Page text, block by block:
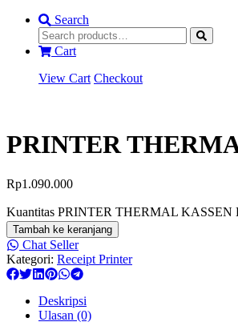
Search
Cart
View Cart Checkout
PRINTER
Rp1.090.000
Kuantitas PRINTER THERMAL KASSEN
Tambah ke keranjang
Chat Seller
Kategori: Receipt Printer
Deskripsi
Ulasan (0)